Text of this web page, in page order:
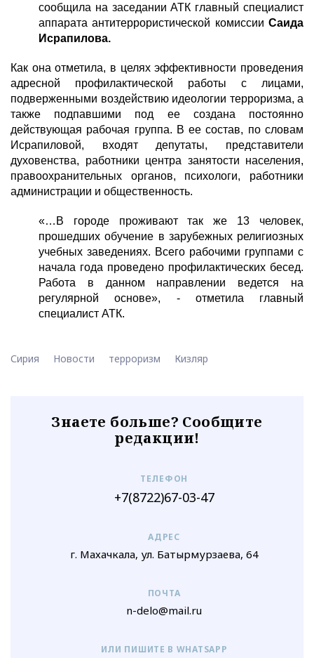
сообщила на заседании АТК главный специалист
аппарата антитеррористической комиссии Саида
Исрапилова.
Как она отметила, в целях эффективности проведения
адресной профилактической работы с лицами,
подверженными воздействию идеологии терроризма, а
также подпавшими под ее создана постоянно
действующая рабочая группа. В ее состав, по словам
Исрапиловой, входят депутаты, представители
духовенства, работники центра занятости населения,
правоохранительных органов, психологи, работники
администрации и общественность.
«…В городе проживают так же 13 человек,
прошедших обучение в зарубежных религиозных
учебных заведениях. Всего рабочими группами с
начала года проведено профилактических бесед.
Работа в данном направлении ведется на
регулярной основе», - отметила главный
специалист АТК.
Сирия Новости терроризм Кизляр
Знаете больше? Сообщите
редакции!
ТЕЛЕФОН
+7(8722)67-03-47
АДРЕС
г. Махачкала, ул. Батырмурзаева, 64
ПОЧТА
n-delo@mail.ru
ИЛИ ПИШИТЕ В WHATSAPP